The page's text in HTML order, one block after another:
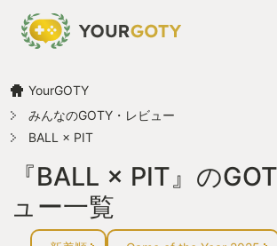
YourGOTY
みんなのGOTY・レビュー
BALL × PIT
『BALL × PIT』の
ュー一覧